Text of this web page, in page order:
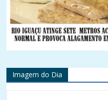
Imagem do Dia